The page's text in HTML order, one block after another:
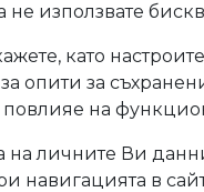
не използвате
като
опити за
на
на личните Ви
навигацията в